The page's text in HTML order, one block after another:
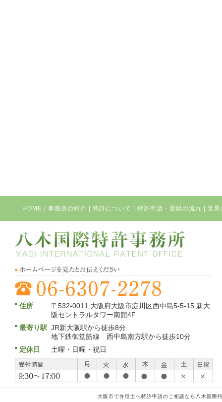
HOME 事務所の紹介 特許について 特許申請・登録の流れ 世界
住所
〒532-0011 大阪府大阪市淀川区西中島5-5-15 新大
阪セントラルタワー南館4F
最寄り駅 JR新大阪駅から徒歩8分
地下鉄御堂筋線 西中島南方駅から徒歩10分
定休日
土曜・日曜・祝日
大阪市で弁理士へ特許申請のご相談なら八木国